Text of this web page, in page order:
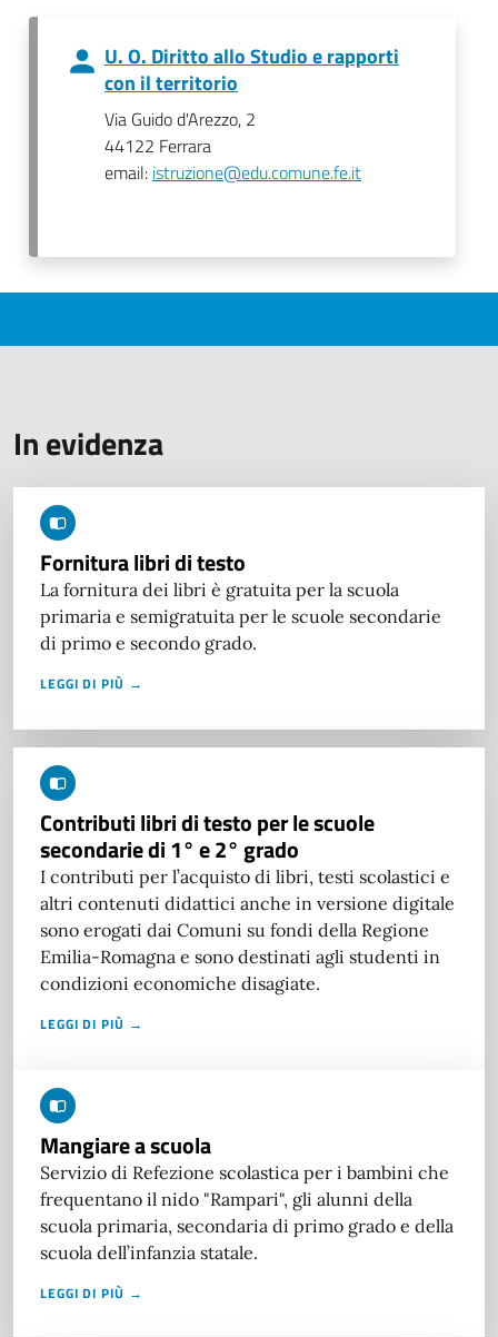
U. O. Diritto allo Studio e rapporti
con il territorio
Via Guido d'Arezzo, 2
44122 Ferrara
email: istruzione@edu.comune.fe.it
In evidenza
Fornitura libri di testo
La fornitura dei libri è gratuita per la scuola
primaria e semigratuita per le scuole secondarie
di primo e secondo grado.
LEGGI DI PIÙ →
Contributi libri di testo per le scuole
secondarie di 1° e 2° grado
I contributi per l’acquisto di libri, testi scolastici e
altri contenuti didattici anche in versione digitale
sono erogati dai Comuni su fondi della Regione
Emilia-Romagna e sono destinati agli studenti in
condizioni economiche disagiate.
LEGGI DI PIÙ →
Mangiare a scuola
Servizio di Refezione scolastica per i bambini che
frequentano il nido "Rampari", gli alunni della
scuola primaria, secondaria di primo grado e della
scuola dell’infanzia statale.
LEGGI DI PIÙ →